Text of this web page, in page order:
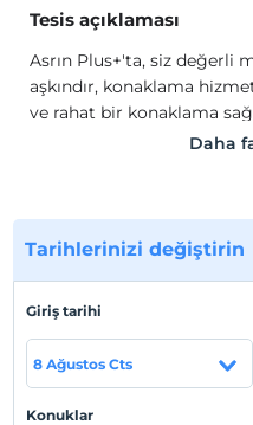
Tesis açıklaması
Asrın Plus+'ta, ​siz değerli
aşkındır, konaklama
ve rahat bir konaklama
önceliğimizdir. Bina
değerli müşterilerimize 7/
konforlu, güvenli ve rahat
şekilde dizayn edilmiştir.
Tesis lokasyon bilgileri
Tesis, Eskişehir
Tepebaşı Bölgesi Espark
barlar sokağı, Adalar ve
Daha
Tarihlerinizi değiştirin
Giriş tarihi
8 Ağustos Cts
Konuklar